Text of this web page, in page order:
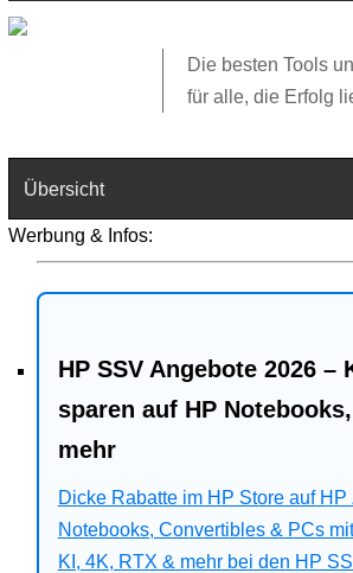
Die besten Tools
für alle, die Erfolg
Übersicht
Technik
Web
Business
Angebote
Bitdefender
Werbung & Infos:
HP SSV Angebote 2026 –
sparen auf HP
mehr
Dicke Rabatte im HP Store auf HP
Notebooks, Convertibles & PCs
KI, 4K, RTX & mehr bei den HP